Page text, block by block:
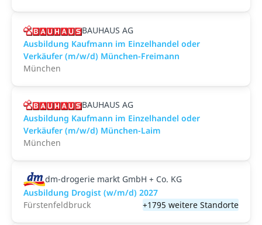
BAUHAUS AG
Ausbildung Kaufmann im Einzelhandel oder
Verkäufer (m/w/d) München-Freimann
München
BAUHAUS AG
Ausbildung Kaufmann im Einzelhandel oder
Verkäufer (m/w/d) München-Laim
München
dm-drogerie markt GmbH + Co. KG
Ausbildung Drogist (w/m/d) 2027
Fürstenfeldbruck
+1795 weitere Standorte